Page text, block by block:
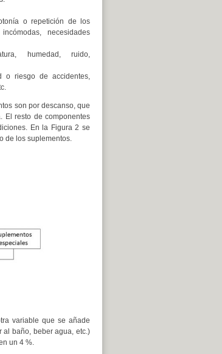
o repetición de los
necesidades
humedad, ruido,
o riesgo de accidentes,
son por descanso, que
El resto de componentes
En la Figura 2 se
de los suplementos.
variable que se añade
al baño, beber agua, etc.)
un 4 %.